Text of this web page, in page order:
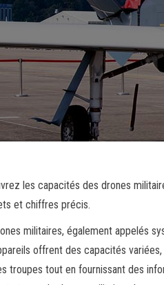
les capacités des drones
et chiffres précis.
militaires, également appelés
offrent des capacités
troupes tout en fournissant des